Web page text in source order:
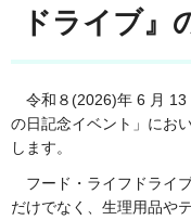
ドライブ』
令和８(2026)年 6 月 13
の日記念イベント」にお
します。
フード・ライフドライ
だけでなく、生理用品や